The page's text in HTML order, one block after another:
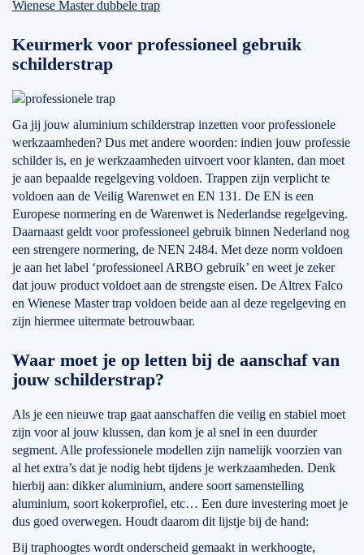
Wienese Master dubbele trap
Keurmerk voor professioneel gebruik
schilderstrap
Ga jij jouw aluminium schilderstrap inzetten voor professionele
werkzaamheden? Dus met andere woorden: indien jouw professie
schilder is, en je werkzaamheden uitvoert voor klanten, dan moet
je aan bepaalde regelgeving voldoen. Trappen zijn verplicht te
voldoen aan de Veilig Warenwet en EN 131. De EN is een
Europese normering en de Warenwet is Nederlandse regelgeving.
Daarnaast geldt voor professioneel gebruik binnen Nederland nog
een strengere normering, de NEN 2484. Met deze norm voldoen
je aan het label ‘professioneel ARBO gebruik’ en weet je zeker
dat jouw product voldoet aan de strengste eisen. De Altrex Falco
en Wienese Master trap voldoen beide aan al deze regelgeving en
zijn hiermee uitermate betrouwbaar.
Waar moet je op letten bij de aanschaf van
jouw schilderstrap?
Als je een nieuwe trap gaat aanschaffen die veilig en stabiel moet
zijn voor al jouw klussen, dan kom je al snel in een duurder
segment. Alle professionele modellen zijn namelijk voorzien van
al het extra’s dat je nodig hebt tijdens je werkzaamheden. Denk
hierbij aan: dikker aluminium, andere soort samenstelling
aluminium, soort kokerprofiel, etc… Een dure investering moet je
dus goed overwegen. Houdt daarom dit lijstje bij de hand:
Bij traphoogtes wordt onderscheid gemaakt in werkhoogte,